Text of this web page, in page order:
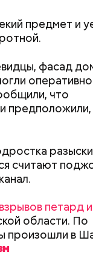
предмет и
фасад
оперативно
что
считают
петард и
области. По
произошли в
попал 25-
приходил в
Также
может
вокзал
Как получить до
рублей от
трудной